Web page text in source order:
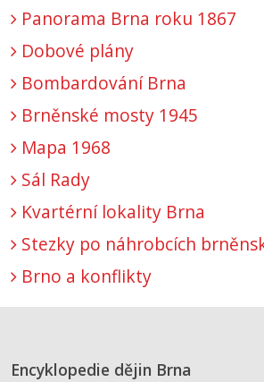
Panorama Brna roku 1867
Dobové plány
Bombardování Brna
Brněnské mosty 1945
Mapa 1968
Sál Rady
Kvartérní lokality Brna
Stezky po náhrobcích
Brno a konflikty
Encyklopedie dějin Brna